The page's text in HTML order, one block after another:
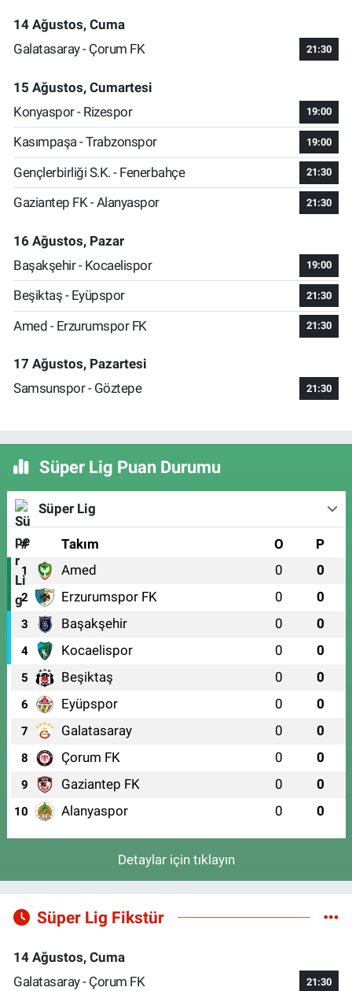
14 Ağustos, Cuma
Galatasaray - Çorum FK
21:30
15 Ağustos, Cumartesi
Konyaspor - Rizespor
19:00
Kasımpaşa - Trabzonspor 19:00
Gençlerbirliği S.K. - Fenerbahçe 21:30
Gaziantep FK - Alanyaspor 21:30
16 Ağustos, Pazar
Başakşehir - Kocaelispor
19:00
Beşiktaş - Eyüpspor 21:30
Amed - Erzurumspor FK 21:30
17 Ağustos, Pazartesi
Samsunspor - Göztepe
21:30
Süper Lig Puan Durumu
Süper Lig
# Takım O P
1 Amed 0 0
2 Erzurumspor FK 0 0
3 Başakşehir 0 0
4 Kocaelispor 0 0
5 Beşiktaş 0 0
6 Eyüpspor 0 0
7 Galatasaray 0 0
8 Çorum FK 0 0
9 Gaziantep FK 0 0
10 Alanyaspor 0 0
Detaylar için tıklayın
Süper Lig Fikstür
14 Ağustos, Cuma
Galatasaray - Çorum FK
21:30